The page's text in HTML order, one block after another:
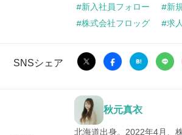
新入社員フォロー
新
株式会社フロッグ
求
SNSシェア
秋元真衣
北海道出身。2022年4月、